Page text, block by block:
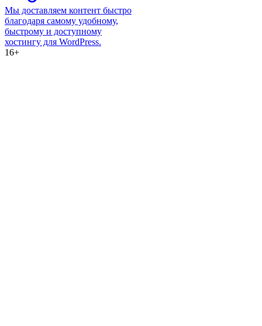
Мы доставляем контент быстро
благодаря самому удобному,
быстрому и доступному
хостингу для WordPress.
16+